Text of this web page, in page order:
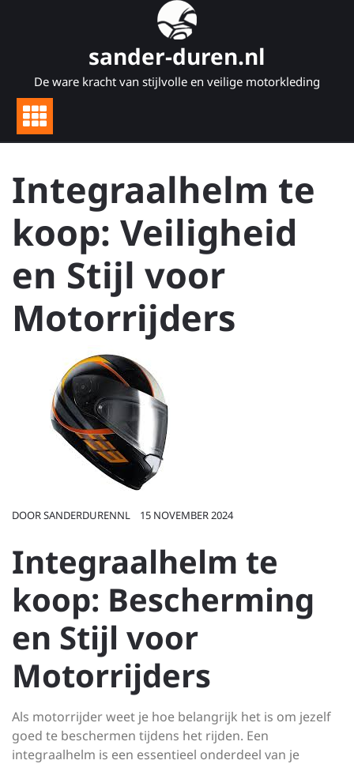
sander-duren.nl
De ware kracht van stijlvolle en veilige motorkleding
Integraalhelm te
koop: Veiligheid
en Stijl voor
Motorrijders
DOORSANDERDURENNL 15 NOVEMBER 2024
Integraalhelm te
koop: Bescherming
en Stijl voor
Motorrijders
Als motorrijder weet je hoe belangrijk het is om jezelf
goed te beschermen tijdens het rijden. Een
integraalhelm is een essentieel onderdeel van je